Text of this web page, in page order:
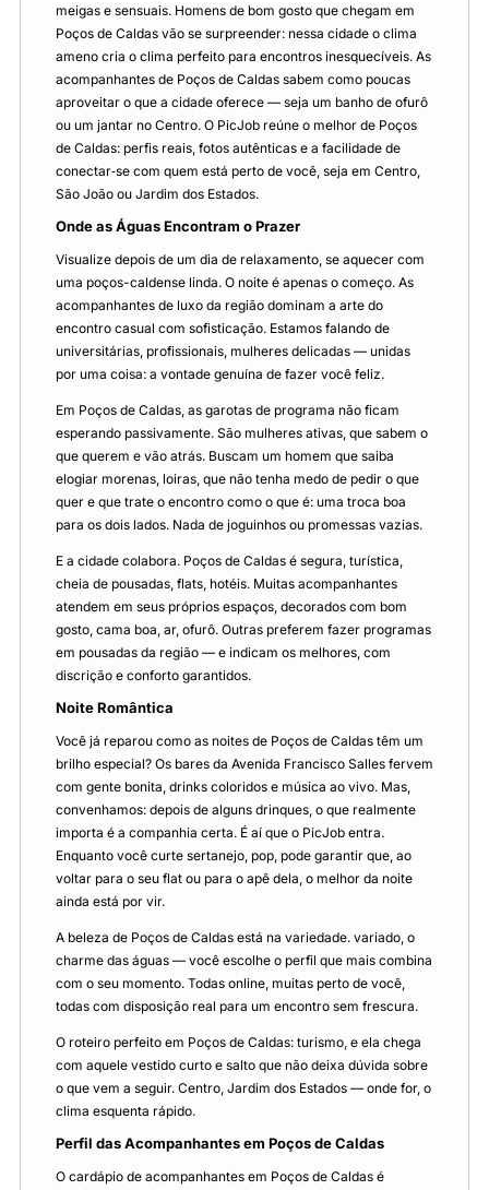
meigas e sensuais. Homens de bom gosto que chegam em
Poços de Caldas vão se surpreender: nessa cidade o clima
ameno cria o clima perfeito para encontros inesquecíveis. As
acompanhantes de Poços de Caldas sabem como poucas
aproveitar o que a cidade oferece — seja um banho de ofurô
ou um jantar no Centro. O PicJob reúne o melhor de Poços
de Caldas: perfis reais, fotos autênticas e a facilidade de
conectar‑se com quem está perto de você, seja em Centro,
São João ou Jardim dos Estados.
Onde as Águas Encontram o Prazer
Visualize depois de um dia de relaxamento, se aquecer com
uma poços-caldense linda. O noite é apenas o começo. As
acompanhantes de luxo da região dominam a arte do
encontro casual com sofisticação. Estamos falando de
universitárias, profissionais, mulheres delicadas — unidas
por uma coisa: a vontade genuína de fazer você feliz.
Em Poços de Caldas, as garotas de programa não ficam
esperando passivamente. São mulheres ativas, que sabem o
que querem e vão atrás. Buscam um homem que saiba
elogiar morenas, loiras, que não tenha medo de pedir o que
quer e que trate o encontro como o que é: uma troca boa
para os dois lados. Nada de joguinhos ou promessas vazias.
E a cidade colabora. Poços de Caldas é segura, turística,
cheia de pousadas, flats, hotéis. Muitas acompanhantes
atendem em seus próprios espaços, decorados com bom
gosto, cama boa, ar, ofurô. Outras preferem fazer programas
em pousadas da região — e indicam os melhores, com
discrição e conforto garantidos.
Noite Romântica
Você já reparou como as noites de Poços de Caldas têm um
brilho especial? Os bares da Avenida Francisco Salles fervem
com gente bonita, drinks coloridos e música ao vivo. Mas,
convenhamos: depois de alguns drinques, o que realmente
importa é a companhia certa. É aí que o PicJob entra.
Enquanto você curte sertanejo, pop, pode garantir que, ao
voltar para o seu flat ou para o apê dela, o melhor da noite
ainda está por vir.
A beleza de Poços de Caldas está na variedade. variado, o
charme das águas — você escolhe o perfil que mais combina
com o seu momento. Todas online, muitas perto de você,
todas com disposição real para um encontro sem frescura.
O roteiro perfeito em Poços de Caldas: turismo, e ela chega
com aquele vestido curto e salto que não deixa dúvida sobre
o que vem a seguir. Centro, Jardim dos Estados — onde for, o
clima esquenta rápido.
Perfil das Acompanhantes em Poços de Caldas
O cardápio de acompanhantes em Poços de Caldas é